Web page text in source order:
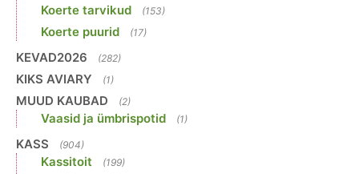
Koerte tarvikud (153)
Koerte puurid (17)
KEVAD2026 (282)
KIKS AVIARY (1)
MUUD KAUBAD (2)
Vaasid ja ümbrispotid (1)
KASS (904)
Kassitoit (199)